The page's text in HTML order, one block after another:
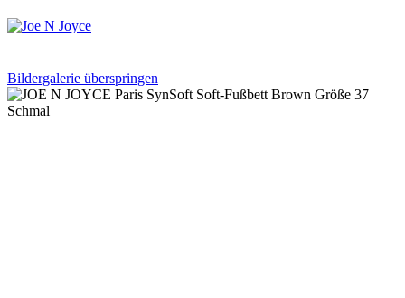
Bildergalerie überspringen